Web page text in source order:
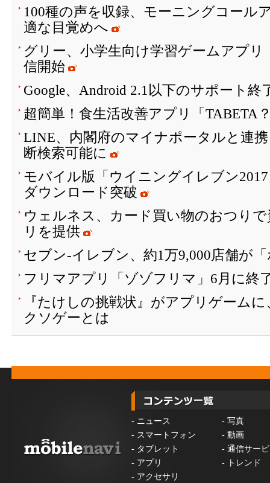
100種の声を収録、モーニングコール
適な目覚めへ
グリー、小学生向け学習ゲームアプリ
信開始
Google、Android 2.1以下のサポート終
超簡単！食生活改善アプリ「TABETA
LINE、内閣府のマイナポータルと連
断検索可能に
モバイル版「ウイニングイレブン
ダウンロード突破
ウェルネス、カード買い物のおつり
リを提供
セブン‐イレブン、約1万9,000店舗が
フリマアプリ「ゾゾフリマ」6月に終
『たけしの挑戦状』がアプリゲーム
クソゲーとは
- ニュース - 写真
- スマートフォン - 動画
- タブレット - 通信サー
- アプリ -
トレンド
- アクセサリ